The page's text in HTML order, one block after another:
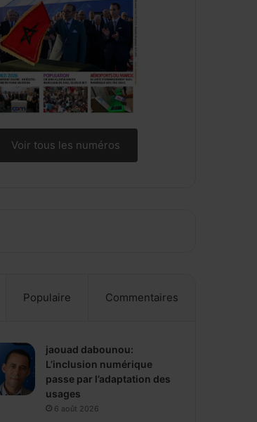
Voir tous les numéros
Populaire Commentaires
jaouad dabounou:
L’inclusion numérique
passe par l’adaptation des
usages
6 août 2026